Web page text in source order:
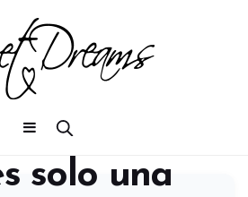
solo una